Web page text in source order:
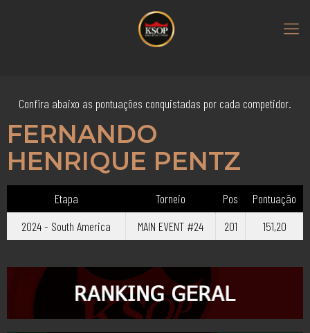
Confira abaixo as pontuações conquistadas por cada competidor.
FERNANDO
HENRIQUE PENTZ
Etapa Torneio Pos
Pontuação
2024 - South America
MAIN EVENT #24 201 151,20